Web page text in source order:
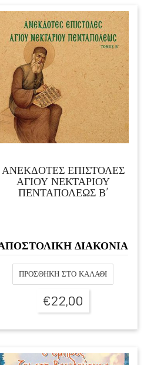
ΑΝΕΚΔΟΤΕΣ ΕΠΙΣΤΟΛΕΣ
ΑΓΙΟΥ ΝΕΚΤΑΡΙΟΥ
ΠΕΝΤΑΠΟΛΕΩΣ Β’
ΔΙΑΚΟΝΙΑ
ΠΡΟΣΘΉΚΗ ΣΤΟ ΚΑΛΆΘΙ
€22,00